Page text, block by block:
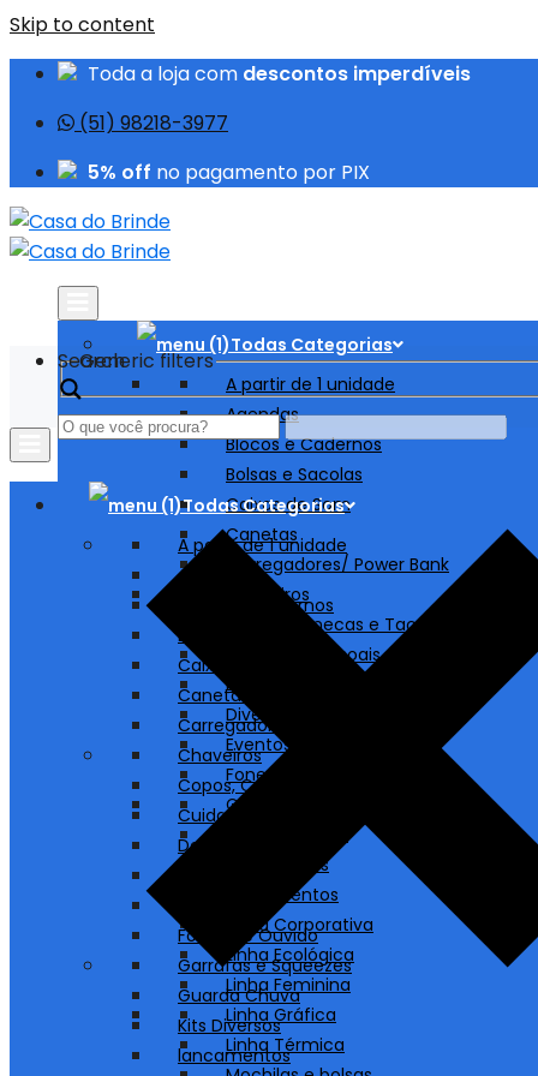
Skip to content
Toda a loja com descontos imperdíveis
(51) 98218-3977
5% off no pagamento por PIX
Todas Categorias
A partir de 1 unidade
Agendas
Blocos e Cadernos
Bolsas e Sacolas
Caixas de Som
Canetas
Carregadores/ Power Bank
Chaveiros
Copos, Canecas e Taças
Cuidados Pessoais
Destaques
Diversos
Eventos
Fones de Ouvido
Garrafas e Squeezes
Kits Diversos
lancamentos
Linha Corporativa
Linha Ecológica
Linha Feminina
Linha Gráfica
Linha Térmica
Search
Generic filters
Todas Categorias
A partir de 1 unidade
Agendas
Blocos e Cadernos
Bolsas e Sacolas
Caixas de Som
Canetas
Carregadores/ Power Bank
Chaveiros
Copos, Canecas e Taças
Cuidados Pessoais
Destaques
Fones de Ouvido
Garrafas e Squeezes
Guarda Chuva
Kits Diversos
lancamentos